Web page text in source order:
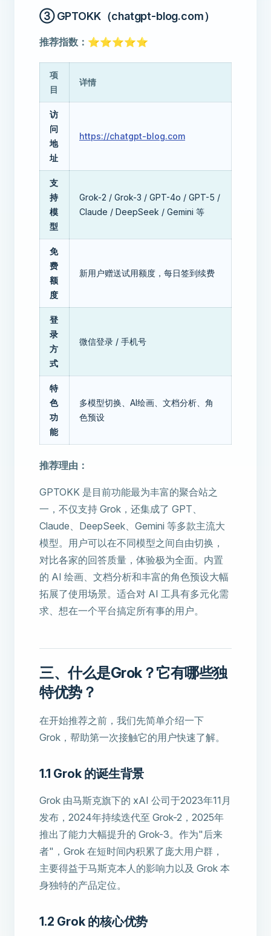
③ GPTOKK（chatgpt-blog.com）
推荐指数：⭐⭐⭐⭐⭐
项
目
详情
访
问
地
址
https://chatgpt-blog.com
支
持
模
型
Grok-2 / Grok-3 / GPT-4o / GPT-5 /
Claude / DeepSeek / Gemini 等
免
费
额
度
新用户赠送试用额度，每日签到续费
登
录
方
式
微信登录 / 手机号
特
色
功
能
多模型切换、AI绘画、文档分析、角
色预设
推荐理由：
GPTOKK 是目前功能最为丰富的聚合站之
一，不仅支持 Grok，还集成了 GPT、
Claude、DeepSeek、Gemini 等多款主流大
模型。用户可以在不同模型之间自由切换，
对比各家的回答质量，体验极为全面。内置
的 AI 绘画、文档分析和丰富的角色预设大幅
拓展了使用场景。适合对 AI 工具有多元化需
求、想在一个平台搞定所有事的用户。
三、什么是Grok？它有哪些独
特优势？
在开始推荐之前，我们先简单介绍一下
Grok，帮助第一次接触它的用户快速了解。
1.1 Grok 的诞生背景
Grok 由马斯克旗下的 xAI 公司于2023年11月
发布，2024年持续迭代至 Grok-2，2025年
推出了能力大幅提升的 Grok-3。作为"后来
者"，Grok 在短时间内积累了庞大用户群，
主要得益于马斯克本人的影响力以及 Grok 本
身独特的产品定位。
1.2 Grok 的核心优势